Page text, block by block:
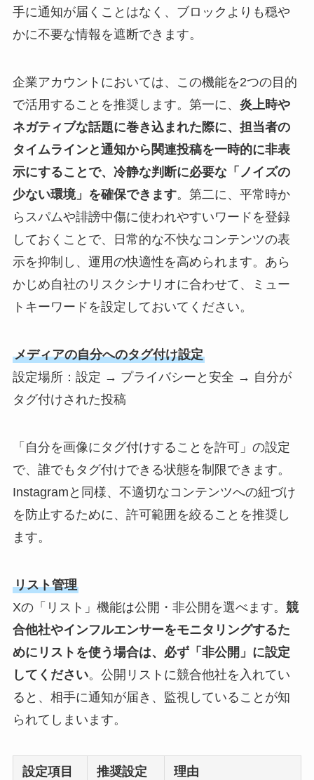
手に通知が届くことはなく、ブロックよりも穏や
かに不要な情報を遮断できます。
企業アカウントにおいては、この機能を2つの目的
で活用することを推奨します。第一に、 炎上時や
ネガティブな話題に巻き込まれた際に、担当者の
タイムラインと通知から関連投稿を一時的に非表
示にすることで、冷静な判断に必要な「ノイズの
少ない環境」を確保できます。第二に、平常時か
らスパムや誹謗中傷に使われやすいワードを登録
しておくことで、日常的な不快なコンテンツの表
示を抑制し、運用の快適性を高められます。あら
かじめ自社のリスクシナリオに合わせて、ミュー
トキーワードを設定しておいてください。
メディアの自分へのタグ付け設定
設定場所：設定 → プライバシーと安全 → 自分が
タグ付けされた投稿
「自分を画像にタグ付けすることを許可」の設定
で、誰でもタグ付けできる状態を制限できます。
Instagramと同様、不適切なコンテンツへの紐づけ
を防止するために、許可範囲を絞ることを推奨し
ます。
リスト管理
Xの「リスト」機能は公開・非公開を選べます。 競
合他社やインフルエンサーをモニタリングするた
めにリストを使う場合は、必ず「非公開」に設定
してください。公開リストに競合他社を入れてい
ると、相手に通知が届き、監視していることが知
られてしまいます。
設定項目 推奨設定 理由